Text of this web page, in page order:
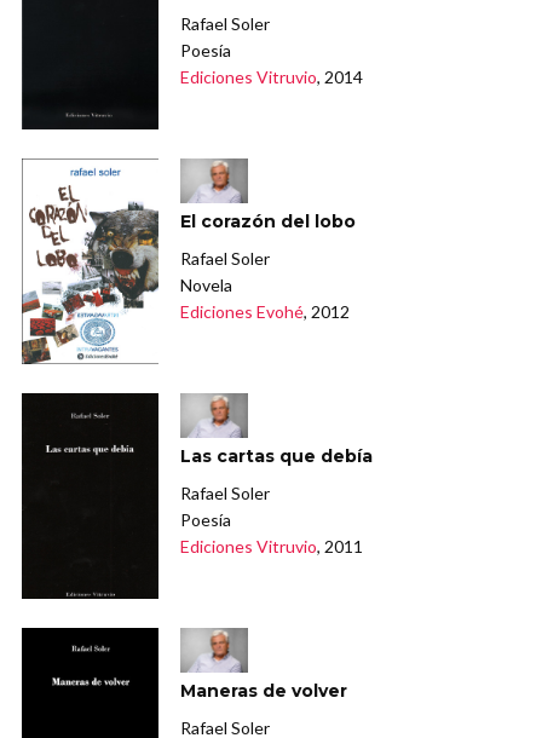
Rafael Soler
Poesía
Ediciones Vitruvio, 2014
El corazón del lobo
Rafael Soler
Novela
Ediciones Evohé, 2012
Las cartas que debía
Rafael Soler
Poesía
Ediciones Vitruvio, 2011
Maneras de volver
Rafael Soler